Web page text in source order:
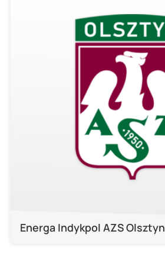
Energa Indykpol AZS Olsztyn